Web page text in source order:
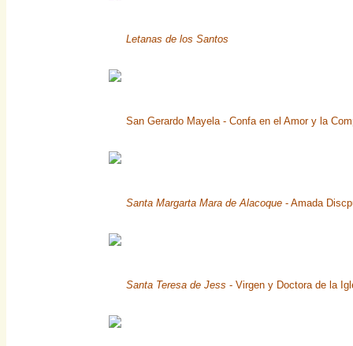
Letanas de los Santos
San Gerardo Mayela - Confa en el Amor y la
Santa Margarta Mara de Alacoque - Amada
Santa Teresa de Jess - Virgen y Doctora de la